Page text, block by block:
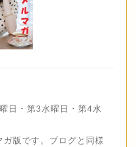
日・第3水曜日・第4水
ガ版です。ブログと同様